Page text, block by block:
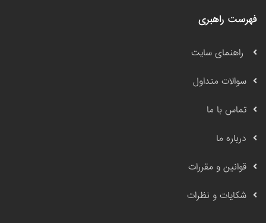
فهرست راهبری
راهنمای سایت
سوالات متداول
تماس با ما
درباره ما
قوانین و مقررات
شکایات و نظرات